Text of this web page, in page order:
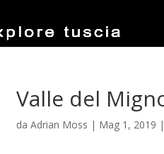
Valle del
daAdrian Moss | Mag 1, 2019 |